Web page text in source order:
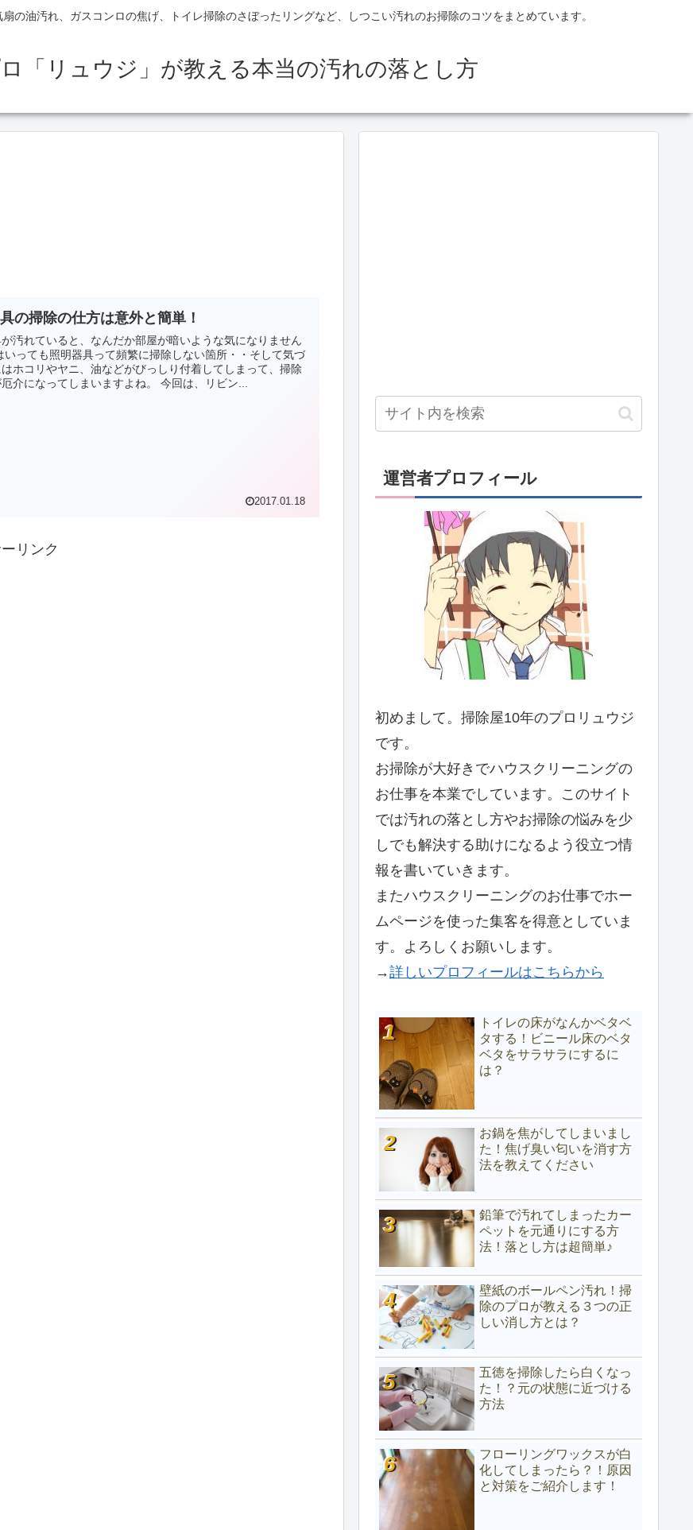
の油汚れ、ガスコンロの焦げ、トイレ掃除のさぼったリングなど、しつこい汚れのお掃除のコツをまとめています。
「リュウジ」が教える本当の汚れの落とし方
の掃除の仕方は意外と簡単！
汚れていると、なんだか部屋が暗いような気になりません
いっても照明器具って頻繁に掃除しない箇所・・そして気づ
ホコリやヤニ、油などがびっしり付着してしまって、掃除
介になってしまいますよね。 今回は、リビン...
2017.01.18
リンク
運営者プロフィール
初めまして。掃除屋10年のプロリュウジ
です。
お掃除が大好きでハウスクリーニングの
お仕事を本業でしています。このサイト
では汚れの落とし方やお掃除の悩みを少
しでも解決する助けになるよう役立つ情
報を書いていきます。
またハウスクリーニングのお仕事でホー
ムページを使った集客を得意としていま
す。よろしくお願いします。
→詳しいプロフィールはこちらから
トイレの床がなんかベタベ
タする！ビニール床のベタ
ベタをサラサラにするに
は？
お鍋を焦がしてしまいまし
た！焦げ臭い匂いを消す方
法を教えてください
鉛筆で汚れてしまったカー
ペットを元通りにする方
法！落とし方は超簡単♪
壁紙のボールペン汚れ！掃
除のプロが教える３つの正
しい消し方とは？
五徳を掃除したら白くなっ
た！？元の状態に近づける
方法
フローリングワックスが白
化してしまったら？！原因
と対策をご紹介します！